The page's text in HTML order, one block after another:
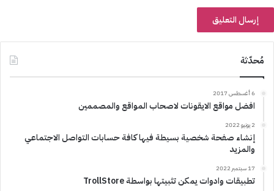
مُحدّثة
6 أغسطس 2017
افضل مواقع الايقونات لاصحاب المواقع والمصممين
2 يونيو 2022
إنشاء صفحة شخصية بسيطة فيها كافة حسابات التواصل الاجتماعي
والمزيد
17 سبتمبر 2022
تطبيقات وادوات يمكن تثبيتها بواسطة TrollStore